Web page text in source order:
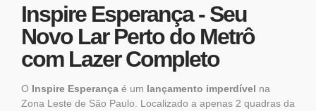
Inspire Esperança - Seu
Novo Lar Perto do Metrô
com Lazer Completo
O Inspire Esperança é um lançamento imperdível na
Zona Leste de São Paulo. Localizado a apenas 2 quadras da